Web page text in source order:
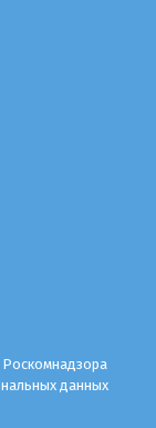
Роскомнадзора
данных